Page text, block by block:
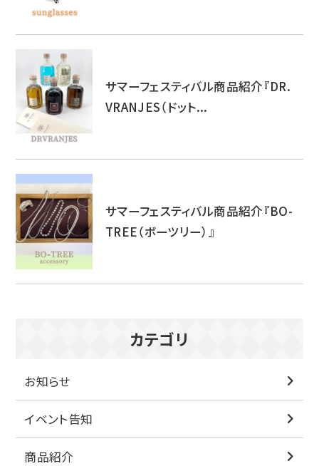
サマーフェスティバル商品紹介『DR.
VRANJES（ドット...
サマーフェスティバル商品紹介『BO-
TREE（ボーツリー）』
カテゴリ
お知らせ
イベント告知
商品紹介